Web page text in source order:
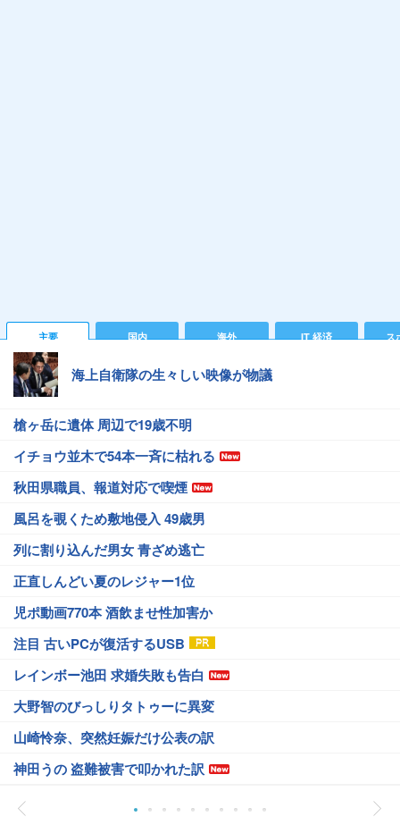
主要 国内 海外 IT 経済 ス
海上自衛隊の生々しい映像が物議
槍ヶ岳に遺体 周辺で19歳不明
イチョウ並木で54本一斉に枯れる
秋田県職員、報道対応で喫煙
風呂を覗くため敷地侵入 49歳男
列に割り込んだ男女 青ざめ逃亡
正直しんどい夏のレジャー1位
児ポ動画770本 酒飲ませ性加害か
注目 古いPCが復活するUSB
レインボー池田 求婚失敗も告白
大野智のびっしりタトゥーに異変
山崎怜奈、突然妊娠だけ公表の訳
神田うの 盗難被害で叩かれた訳